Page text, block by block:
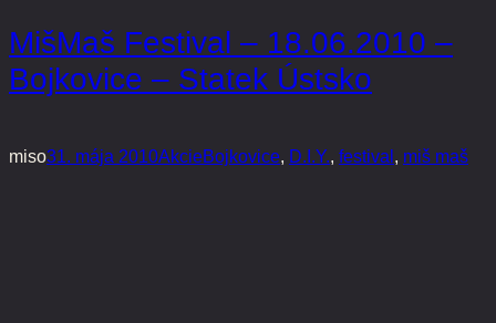
MišMaš Festival – 18.06.2010 –
Bojkovice – Statek Ústsko
miso31. mája 2010AkcieBojkovice, D.I.Y., festival , miš maš